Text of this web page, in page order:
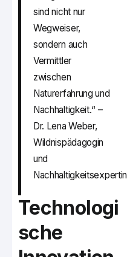
sind nicht nur
Wegweiser,
sondern auch
Vermittler
zwischen
Naturerfahrung und
Nachhaltigkeit.“ –
Dr. Lena Weber,
Wildnispädagogin
und
Nachhaltigkeitsexpertin
Technologi
sche